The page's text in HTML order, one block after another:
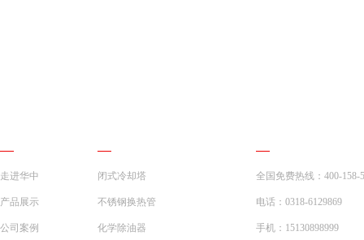
走进华中
产品展示
公司案例
闭式冷却塔
不锈钢换热管
化学除油器
全国免费热线：400-158-
电话：0318-6129869
手机：15130898999